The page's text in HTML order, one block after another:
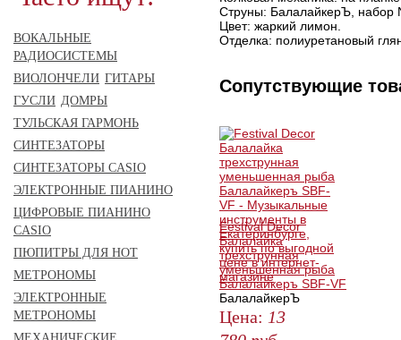
Струны: БалалайкерЪ, набор
Цвет: жаркий лимон.
Отделка: полиуретановый
Сопутствующие
Festival Decor
Балалайка
трехструнная
уменьшенная рыба
Балалайкеръ SBF-VF
БалалайкерЪ
Цена: 13
ВОКАЛЬНЫЕ
РАДИОСИСТЕМЫ
ВИОЛОНЧЕЛИ ГИТАРЫ
ГУСЛИ ДОМРЫ
ТУЛЬСКАЯ ГАРМОНЬ
СИНТЕЗАТОРЫ
СИНТЕЗАТОРЫ CASIO
ЭЛЕКТРОННЫЕ ПИАНИНО
ЦИФРОВЫЕ ПИАНИНО
CASIO
ПЮПИТРЫ ДЛЯ НОТ
МЕТРОНОМЫ
ЭЛЕКТРОННЫЕ
МЕТРОНОМЫ